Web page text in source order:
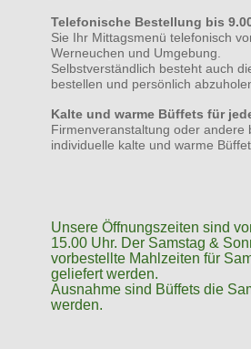
Telefonische Bestellung bis
Sie Ihr Mittagsmenü telefonisch
Werneuchen und Umgebung.
Selbstverständlich besteht auch
bestellen und persönlich
Kalte und warme Büffets für
Firmenveranstaltung oder andere
individuelle kalte und warme
Unsere Öffnungszeiten sind
15.00 Uhr. Der Samstag &
vorbestellte Mahlzeiten für
geliefert werden.
Ausnahme sind Büffets die
werden.